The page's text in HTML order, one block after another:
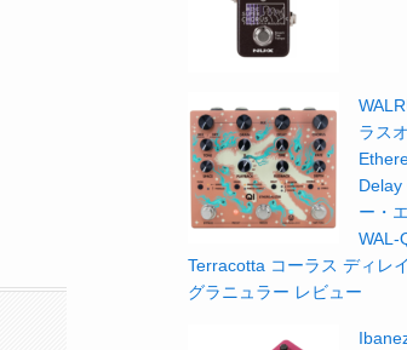
ラス
Delay
ー・
WAL-
Terracotta コーラス ディレ
グラニュラー レビュー